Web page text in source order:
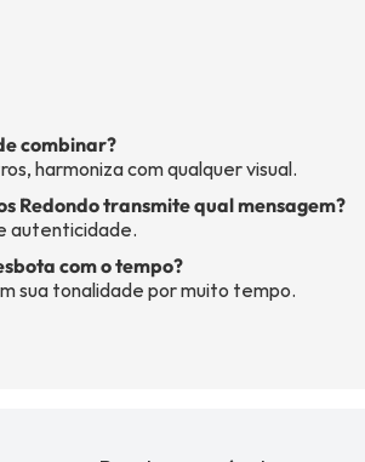
combinar?
harmoniza com qualquer visual.
Redondo transmite qual mensagem?
autenticidade.
com o tempo?
sua tonalidade por muito tempo.